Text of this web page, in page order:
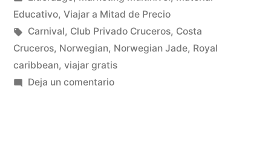
en
Educativo, Viajar a Mitad de Precio
Etiquetas:
Carnival, Club Privado Cruceros, Costa
Cruceros, Norwegian, Norwegian Jade, Royal
caribbean, viajar gratis
Deja un comentarioen